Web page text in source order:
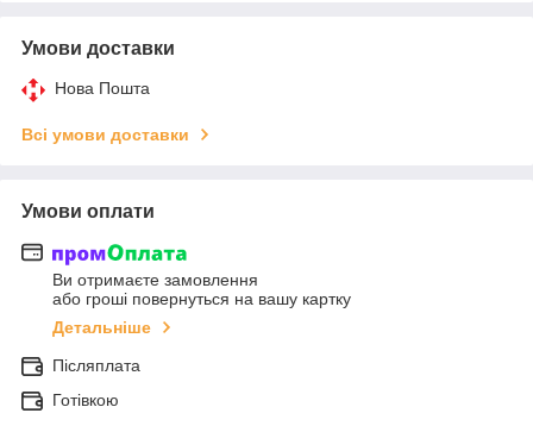
Умови доставки
Нова Пошта
Всі умови доставки
Умови оплати
Ви отримаєте замовлення
або гроші повернуться на вашу картку
Детальніше
Післяплата
Готівкою